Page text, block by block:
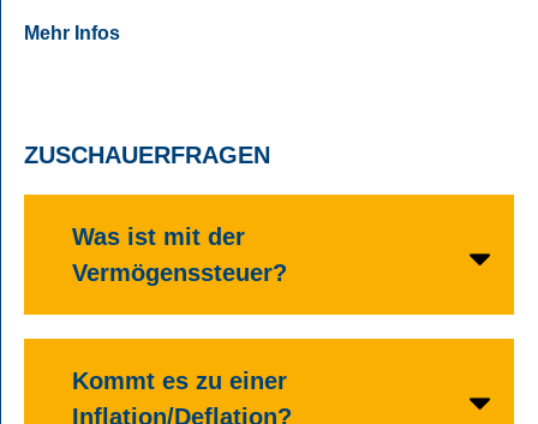
Mehr Infos
ZUSCHAUERFRAGEN
Was ist mit der
Vermögenssteuer?
Kommt es zu einer
Inflation/Deflation?